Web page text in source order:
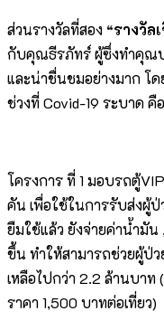
ส่วนรางวัลที่สอง “รางวัล
กับคุณธีรภัทร์ ผู้ซึ่งทำคุณ
และน่าชื่นชมอย่างมาก โ
ช่วงที่ Covid-19 ระบาด คือ
โครงการ ที่ 1 มอบรถตู้
คัน เพื่อใช้ในการรับส่งผู้
ยืมใช้แล้ว ยังจ่ายค่าน้ำมัน
ขึ้น ทำให้สามารถช่วยผู้ป่
เหลือไปกว่า 2.2 ล้านบา
ราคา 1,500 บาทต่อเที่ยว)